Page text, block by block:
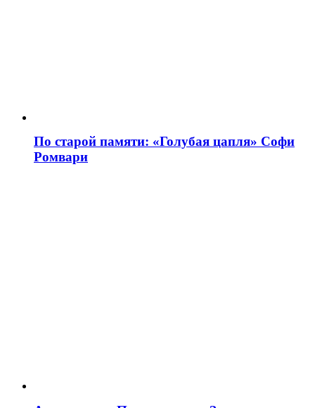
По старой памяти: «Голубая цапля» Софи
Ромвари